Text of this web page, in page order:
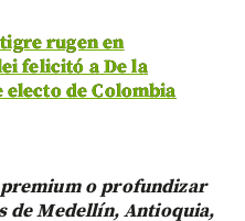
rugen en
felicitó a De la
de Colombia
o profundizar
de Medellín, Antioquia,